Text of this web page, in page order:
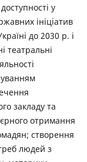
у
ініціатив
до 2030 р. і
театральні
закладу та
отримання
створення
людей з